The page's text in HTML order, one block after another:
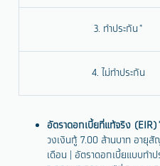
3. ทำประกัน*
4. ไม่ทำประกัน
อัตราดอกเบี้ยที่แท้จริง
วงเงินกู้ 7.00 ล้านบาท อายุ
เดือน | อัตราดอกเบี้ยแบบทำ